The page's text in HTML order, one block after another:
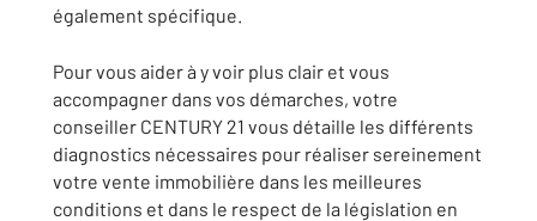
également spécifique.
Pour vous aider à y voir plus clair et vous
accompagner dans vos démarches, votre
conseiller CENTURY 21 vous détaille les différents
diagnostics nécessaires pour réaliser sereinement
votre vente immobilière dans les meilleures
conditions et dans le respect de la législation en